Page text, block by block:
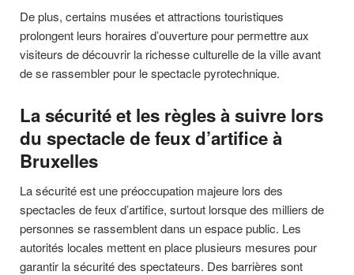
De plus, certains musées et attractions touristiques
prolongent leurs horaires d’ouverture pour permettre aux
visiteurs de découvrir la richesse culturelle de la ville avant
de se rassembler pour le spectacle pyrotechnique.
La sécurité et les règles à suivre lors
du spectacle de feux d’artifice à
Bruxelles
La sécurité est une préoccupation majeure lors des
spectacles de feux d’artifice, surtout lorsque des milliers de
personnes se rassemblent dans un espace public. Les
autorités locales mettent en place plusieurs mesures pour
garantir la sécurité des spectateurs. Des barrières sont